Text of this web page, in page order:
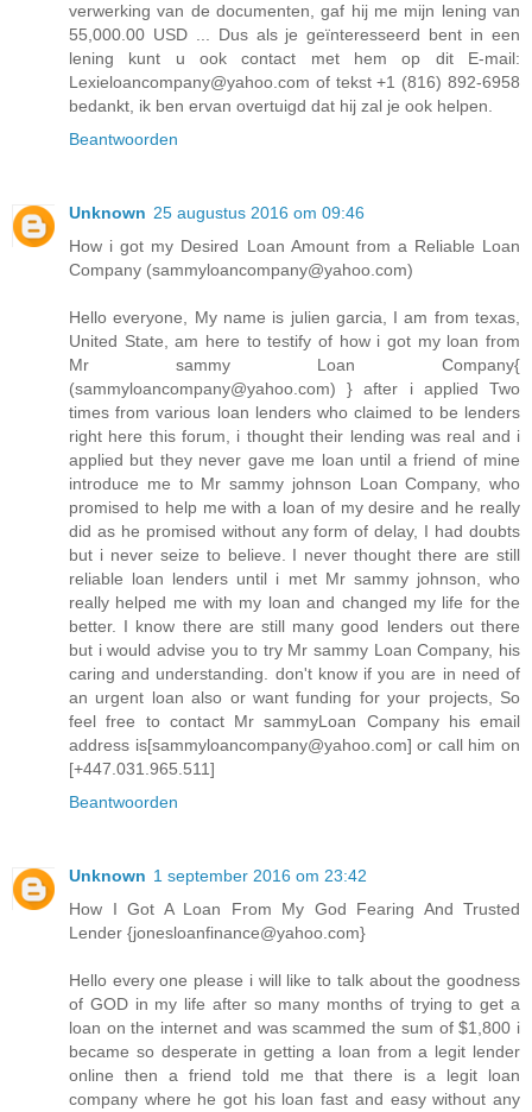
verwerking van de documenten, gaf hij me mijn lening van
55,000.00 USD ... Dus als je geïnteresseerd bent in een
lening kunt u ook contact met hem op dit E-mail:
Lexieloancompany@yahoo.com of tekst +1 (816) 892-6958
bedankt, ik ben ervan overtuigd dat hij zal je ook helpen.
Beantwoorden
Unknown 25 augustus 2016 om 09:46
How i got my Desired Loan Amount from a Reliable Loan
Company (sammyloancompany@yahoo.com)
Hello everyone, My name is julien garcia, I am from texas,
United State, am here to testify of how i got my loan from
Mr sammy Loan Company{
(sammyloancompany@yahoo.com) } after i applied Two
times from various loan lenders who claimed to be lenders
right here this forum, i thought their lending was real and i
applied but they never gave me loan until a friend of mine
introduce me to Mr sammy johnson Loan Company, who
promised to help me with a loan of my desire and he really
did as he promised without any form of delay, I had doubts
but i never seize to believe. I never thought there are still
reliable loan lenders until i met Mr sammy johnson, who
really helped me with my loan and changed my life for the
better. I know there are still many good lenders out there
but i would advise you to try Mr sammy Loan Company, his
caring and understanding. don't know if you are in need of
an urgent loan also or want funding for your projects, So
feel free to contact Mr sammyLoan Company his email
address is[sammyloancompany@yahoo.com] or call him on
[+447.031.965.511]
Beantwoorden
Unknown 1 september 2016 om 23:42
How I Got A Loan From My God Fearing And Trusted
Lender {jonesloanfinance@yahoo.com}
Hello every one please i will like to talk about the goodness
of GOD in my life after so many months of trying to get a
loan on the internet and was scammed the sum of $1,800 i
became so desperate in getting a loan from a legit lender
online then a friend told me that there is a legit loan
company where he got his loan fast and easy without any